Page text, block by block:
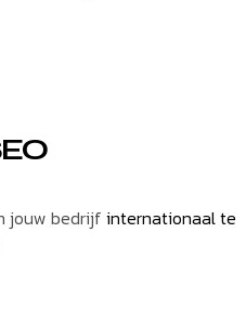
jouw bedrijf internationaal te